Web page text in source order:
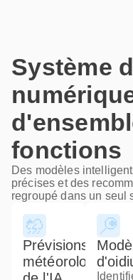
Système
fonctions
Des modèles
précises et des
regroupé dans un seul
Prévisions
météorologiques